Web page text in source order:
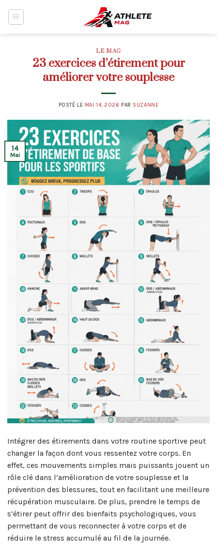
LE MAG
23 exercices d’étirement pour
améliorer votre souplesse
POSTÉ LE MAI 14, 2026 PAR SUZANNE
14
Mai
Intégrer des étirements dans votre routine sportive peut
changer la façon dont vous ressentez votre corps. En
effet, ces mouvements simples mais puissants jouent un
rôle clé dans l’amélioration de votre souplesse et la
prévention des blessures, tout en facilitant une meilleure
récupération musculaire. De plus, prendre le temps de
s’étirer peut offrir des bienfaits psychologiques, vous
permettant de vous reconnecter à votre corps et de
réduire le stress accumulé au fil de la journée.